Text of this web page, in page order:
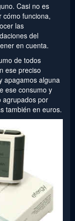
Casi no es
cómo funciona,
las
del
en cuenta.
de todos
ese preciso
apagamos alguna
ese consumo y
agrupados por
también en euros.